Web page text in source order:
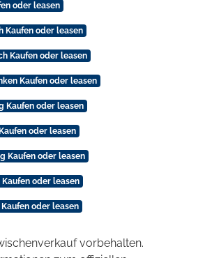
oder leasen
Kaufen oder leasen
Kaufen oder leasen
Kaufen oder leasen
Kaufen oder leasen
oder leasen
Kaufen oder leasen
oder leasen
oder leasen
vorbehalten.